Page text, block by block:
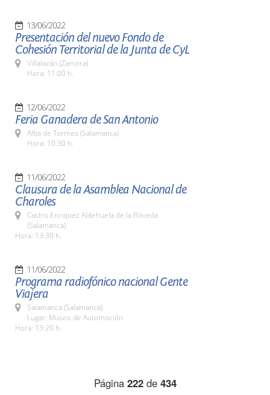
13/06/2022
Presentación del nuevo Fondo de
Cohesión Territorial de la Junta de CyL
Villalazán (Zamora)
Hora: 11:00 h.
12/06/2022
Feria Ganadera de San Antonio
Alba de Tormes (Salamanca)
Hora: 10:30 h.
11/06/2022
Clausura de la Asamblea Nacional de
Charoles
Castro Enriquez Aldehuela de la Bóveda
(Salamanca)
Hora: 13:30 h.
11/06/2022
Programa radiofónico nacional Gente
Viajera
Salamanca (Salamanca)
Lugar: Museo de Automoción
Hora: 13:20 h.
Página 222de 434